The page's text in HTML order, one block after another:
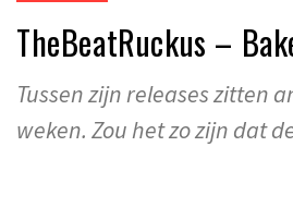
TheBeatRuckus –
Tussen zijn releases zitten
weken. Zou het zo zijn dat